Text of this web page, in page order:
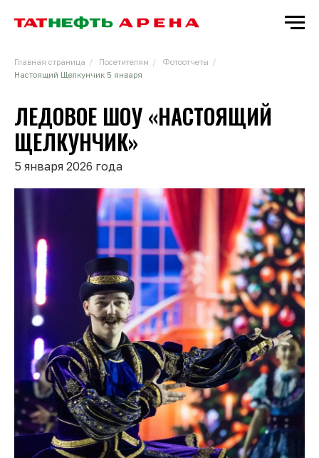
Главная страница / Посетителям / Фотоотчеты
/
Настоящий Щелкунчик 5 января
ЛЕДОВОЕ ШОУ «НАСТОЯЩИЙ
ЩЕЛКУНЧИК»
5 января 2026 года